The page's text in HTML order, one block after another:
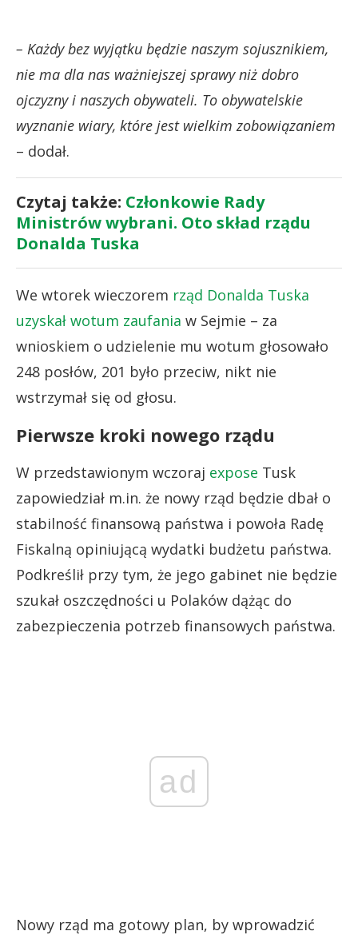
– Każdy bez wyjątku będzie naszym sojusznikiem,
nie ma dla nas ważniejszej sprawy niż dobro
ojczyzny i naszych obywateli. To obywatelskie
wyznanie wiary, które jest wielkim zobowiązaniem
– dodał.
Czytaj także: Członkowie Rady
Ministrów wybrani. Oto skład rządu
Donalda Tuska
We wtorek wieczorem rząd Donalda Tuska
uzyskał wotum zaufania w Sejmie – za
wnioskiem o udzielenie mu wotum głosowało
248 posłów, 201 było przeciw, nikt nie
wstrzymał się od głosu.
Pierwsze kroki nowego rządu
W przedstawionym wczoraj expose Tusk
zapowiedział m.in. że nowy rząd będzie dbał o
stabilność finansową państwa i powoła Radę
Fiskalną opiniującą wydatki budżetu państwa.
Podkreślił przy tym, że jego gabinet nie będzie
szukał oszczędności u Polaków dążąc do
zabezpieczenia potrzeb finansowych państwa.
ad
Nowy rząd ma gotowy plan, by wprowadzić